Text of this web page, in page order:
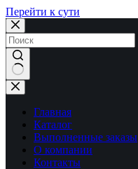
Перейти к сути
Ничего
не
найденоГлавная
Каталог
Выполненные заказы
О компании
Контакты